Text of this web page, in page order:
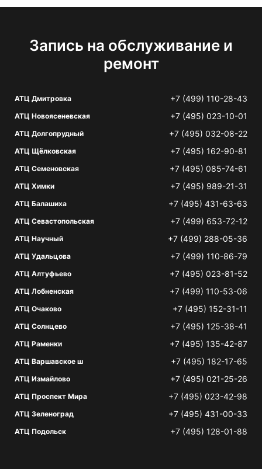
Запись на обслуживание и
ремонт
АТЦ Дмитровка +7 (499) 110-28-43
АТЦ Новоясеневская +7 (495) 023-10-01
АТЦ Долгопрудный +7 (495) 032-08-22
АТЦ Щёлковская +7 (495) 162-90-81
АТЦ Семеновская +7 (495) 085-74-61
АТЦ Химки +7 (495) 989-21-31
АТЦ Балашиха +7 (495) 431-63-63
АТЦ Севастопольская +7 (499) 653-72-12
АТЦ Научный +7 (499) 288-05-36
АТЦ Удальцова +7 (499) 110-86-79
АТЦ Алтуфьево +7 (495) 023-81-52
АТЦ Лобненская +7 (499) 110-53-06
АТЦ Очаково +7 (495) 152-31-11
АТЦ Солнцево +7 (495) 125-38-41
АТЦ Раменки +7 (495) 135-42-87
АТЦ Варшавское ш +7 (495) 182-17-65
АТЦ Измайлово +7 (495) 021-25-26
АТЦ Проспект Мира +7 (495) 023-42-98
АТЦ Зеленоград +7 (495) 431-00-33
АТЦ Подольск +7 (495) 128-01-88